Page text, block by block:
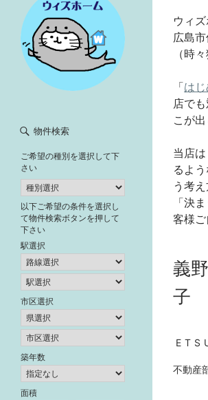
ウィ
広島
（時
「は
店で
こが
当店
るよ
う考え
「決
客様ご
義
不動産
物件検索
ご希望の種別を選択して下
さい
以下ご希望の条件を選択し
て物件検索ボタンを押して
下さい
駅選択
市区選択
築年数
面積